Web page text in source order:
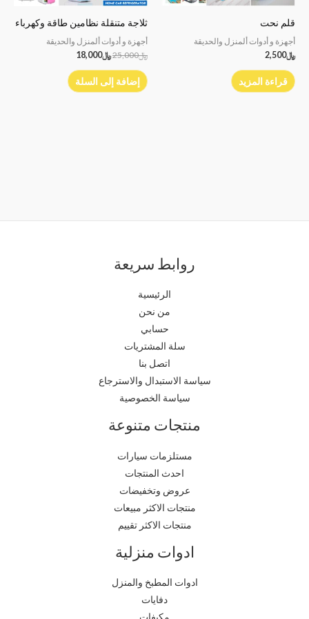
قلم نحت
أجهزة و أدوات ألمنزل والحديقة
﷼2,500
قراءة المزيد
ثلاجة متنقلة نظامين طاقة وكهرباء
أجهزة و أدوات ألمنزل والحديقة
﷼25,000﷼18,000
إضافة إلى السلة
روابط سريعة
الرئيسية
من نحن
حسابي
سلة المشتريات
اتصل بنا
سياسة الاستبدال والاسترجاع
سياسة الخصوصية
منتجات متنوعة
مستلزمات سيارات
احدث المنتجات
عروض وتخفيضات
منتجات الاكثر مبيعات
منتجات الاكثر تقييم
ادوات منزلية
ادوات المطبخ والمنزل
دفايات